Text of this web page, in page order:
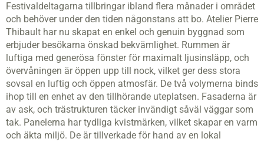
Festivaldeltagarna tillbringar ibland flera månader i området
och behöver under den tiden någonstans att bo. Atelier Pierre
Thibault har nu skapat en enkel och genuin byggnad som
erbjuder besökarna önskad bekvämlighet. Rummen är
luftiga med generösa fönster för maximalt ljusinsläpp, och
övervåningen är öppen upp till nock, vilket ger dess stora
sovsal en luftig och öppen atmosfär. De två volymerna binds
ihop till en enhet av den tillhörande uteplatsen. Fasaderna är
av ask, och trästrukturen täcker invändigt såväl väggar som
tak. Panelerna har tydliga kvistmärken, vilket skapar en varm
och äkta miljö. De är tillverkade för hand av en lokal